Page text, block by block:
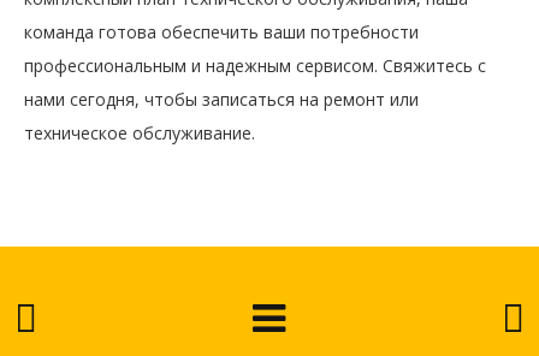
команда готова обеспечить ваши потребности
профессиональным и надежным сервисом. Свяжитесь с
нами сегодня, чтобы записаться на ремонт или
техническое обслуживание.